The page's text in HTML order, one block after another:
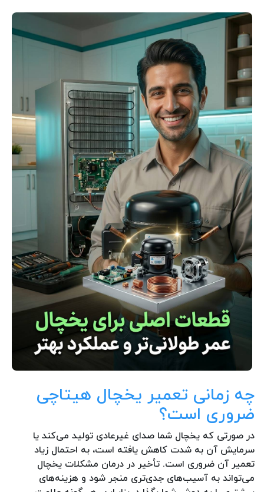
چه زمانی تعمیر یخچال هیتاچی
ضروری است؟
در صورتی که یخچال شما صدای غیرعادی تولید می‌کند یا
سرمایش آن به شدت کاهش یافته است، به احتمال زیاد
تعمیر آن ضروری است. تأخیر در درمان مشکلات یخچال
می‌تواند به آسیب‌های جدی‌تری منجر شود و هزینه‌های